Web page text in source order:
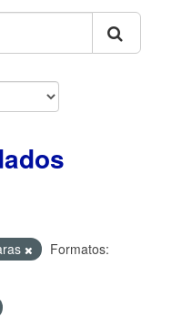
Formatos: